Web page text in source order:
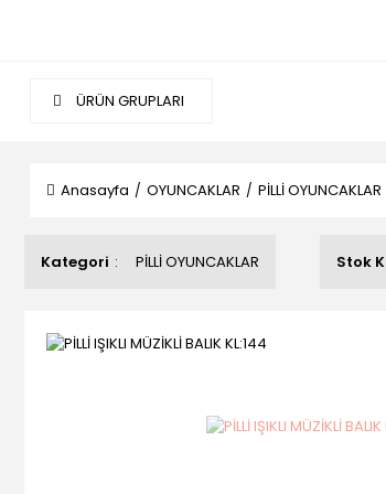
ÜRÜN GRUPLARI
Anasayfa OYUNCAKLAR PİLLİ OYUNCAKLAR
Kategori PİLLİ OYUNCAKLAR Stok